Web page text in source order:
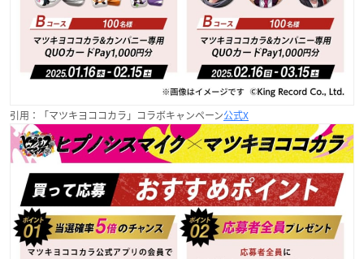
引用：「マツキヨココカラ」コラボキャンペーン公式X